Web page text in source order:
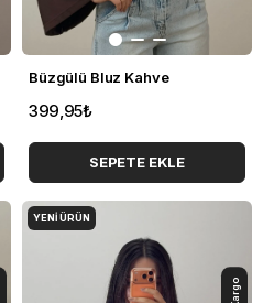
Büzgülü Bluz Kahve
399,95₺
SEPETE EKLE
YENI ÜRÜN